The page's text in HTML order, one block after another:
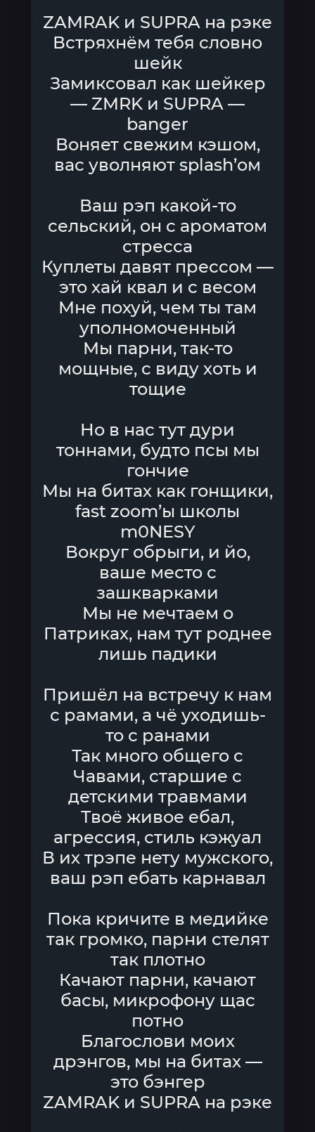
ZAMRAK и SUPRA на рэке
Встряхнём тебя словно
шейк
Замиксовал как шейкер
— ZMRK и SUPRA —
banger
Воняет свежим кэшом,
вас уволняют splash’ом
Ваш рэп какой-то
сельский, он с ароматом
стресса
Куплеты давят прессом —
это хай квал и с весом
Мне похуй, чем ты там
уполномоченный
Мы парни, так-то
мощные, с виду хоть и
тощие
Но в нас тут дури
тоннами, будто псы мы
гончие
Мы на битах как гонщики,
fast zoom’ы школы
m0NESY
Вокруг обрыги, и йо,
ваше место с
зашкварками
Мы не мечтаем о
Патриках, нам тут роднее
лишь падики
Пришёл на встречу к нам
с рамами, а чё уходишь-
то с ранами
Так много общего с
Чавами, старшие с
детскими травмами
Твоё живое ебал,
агрессия, стиль кэжуал
В их трэпе нету мужского,
ваш рэп ебать карнавал
Пока кричите в медийке
так громко, парни стелят
так плотно
Качают парни, качают
басы, микрофону щас
потно
Благослови моих
дрэнгов, мы на битах —
это бэнгер
ZAMRAK и SUPRA на рэке